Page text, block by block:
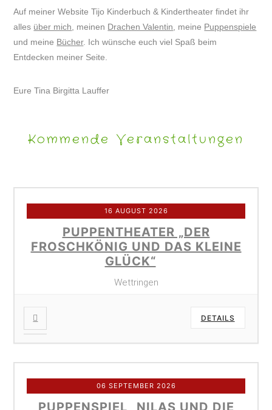
Auf meiner Website Tijo Kinderbuch & Kindertheater findet ihr
alles über mich , meinen Drachen Valentin , meine Puppenspiele
und meine Bücher. Ich wünsche euch viel Spaß beim
Entdecken meiner Seite.
Eure Tina Birgitta Lauffer
Kommende Veranstaltungen
16 AUGUST 2026
PUPPENTHEATER „DER
FROSCHKÖNIG UND DAS KLEINE
GLÜCK“
Wettringen
DETAILS
06 SEPTEMBER 2026
PUPPENSPIEL „NILAS UND DIE